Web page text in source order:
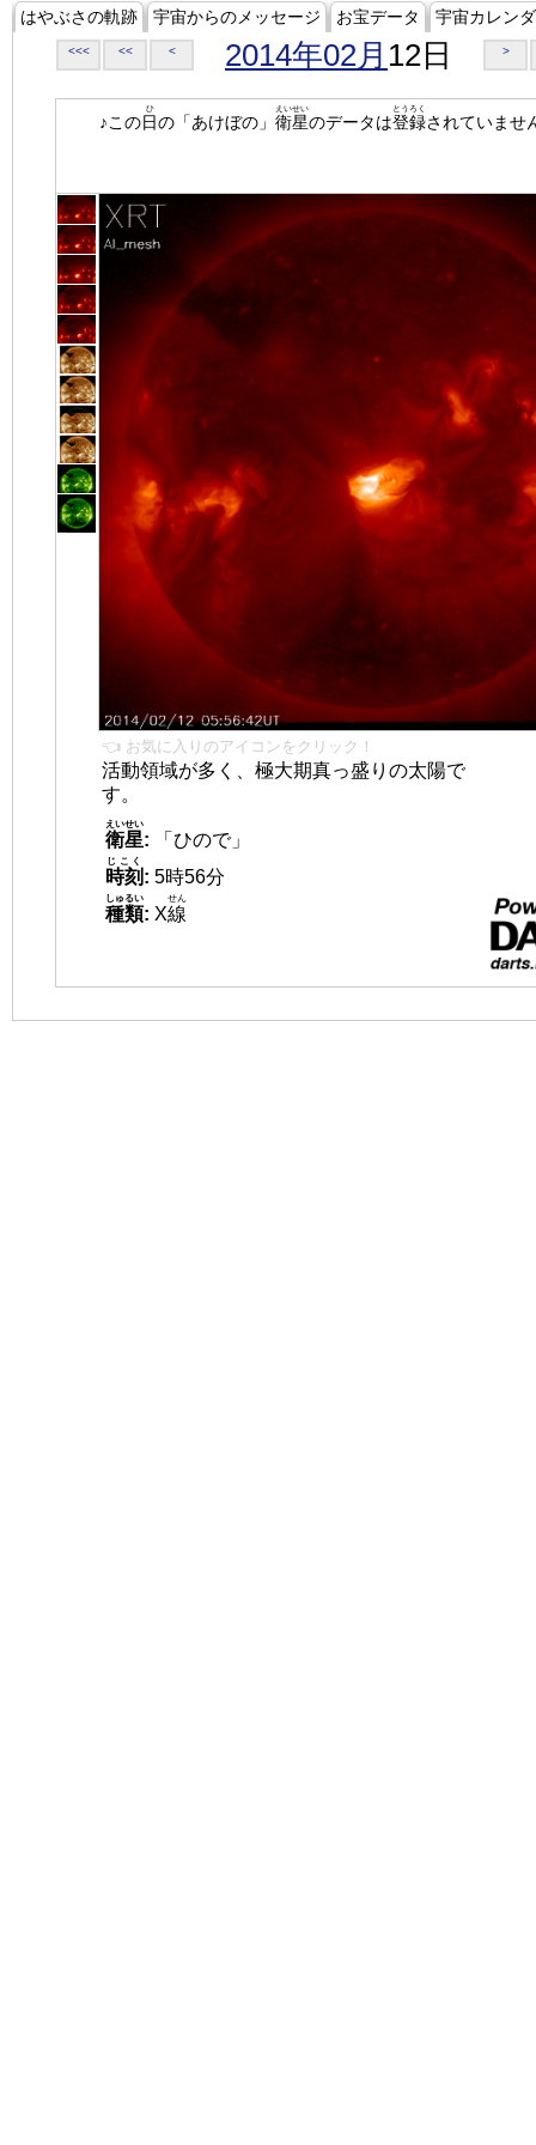
はやぶさの軌跡 宇宙からのメッセージ お宝データ 宇宙カレン
<<< << < 2014年02月 12日 >
♪この日
ひ
の「あけぼの」 衛星
えいせい
のデータは登録
とうろく
されていませ
👈 お気に入りのアイコンをクリック！
活動領域が多く、極大期真っ盛りの太陽で
す。
衛星
えいせい
:
「ひので」
時刻
じこく
: 5時56分
種類
しゅるい
: X線
せん